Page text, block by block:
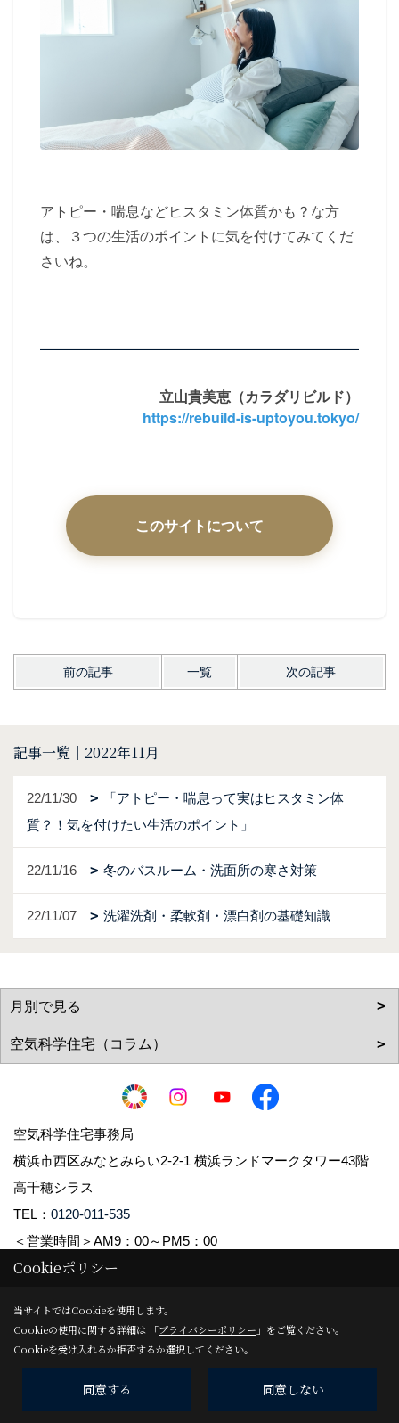
アトピー・喘息などヒスタミン体質かも？な方
は、３つの生活のポイントに気を付けてみてくだ
さいね。
立山貴美恵（カラダリビルド）
https://rebuild-is-uptoyou.tokyo/
このサイトについて
前の記事 一覧 次の記事
記事一覧｜2022年11月
22/11/30
「アトピー・喘息って実はヒスタミン体
質？！気を付けたい生活のポイント」
22/11/16 冬のバスルーム・洗面所の寒さ対策
22/11/07 洗濯洗剤・柔軟剤・漂白剤の基礎知識
空気科学住宅事務局
横浜市西区みなとみらい2-2-1 横浜ランドマークタワー43階
高千穂シラス
TEL： 0120-011-535
＜営業時間＞AM9：00～PM5：00
Copyright (c) 2021 Takachiho Shirasu Corp. All Rights Reserved.
Produced byゴデスクリエイト
Cookieポリシー
当サイトではCookieを使用します。
Cookieの使用に関する詳細は 「プライバシーポリシー 」をご覧ください。
Cookieを受け入れるか拒否するか選択してください。
同意する 同意しない